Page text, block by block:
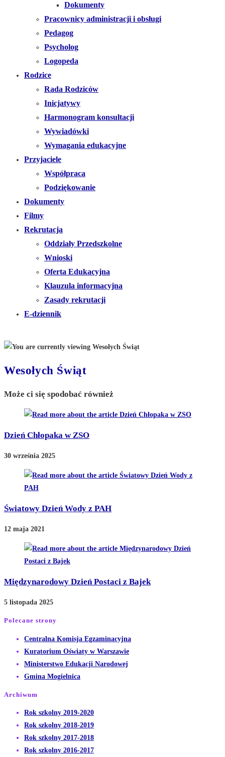
Dokumenty
Pracownicy administracji i obsługi
Pedagog
Psycholog
Logopeda
Rodzice
Rada Rodziców
Inicjatywy
Harmonogram konsultacji
Wywiadówki
Wymagania edukacyjne
Przyjaciele
Współpraca
Podziękowanie
Dokumenty
Filmy
Rekrutacja
Oddziały Przedszkolne
Wnioski
Oferta Edukacyjna
Klauzula informacyjna
Zasady rekrutacji
E-dziennik
Wesołych Świąt
Może ci się spodobać również
Dzień Chłopaka w ZSO
30 września 2025
Światowy Dzień Wody z PAH
12 maja 2021
Międzynarodowy Dzień Postaci z Bajek
5 listopada 2025
Polecane strony
Centralna Komisja EgzaminacyjnaOpens
Kuratorium Oświaty w WarszawieOpens
Ministerstwo Edukacji Narodowej
Gmina MogielnicaOpens
new
tab
Archiwum
Rok szkolny 2019-2020Opens
in
a
new
Rok szkolny 2018-2019Opens
in
a
Rok szkolny 2017-2018Opens
in
Rok szkolny 2016-2017Opens